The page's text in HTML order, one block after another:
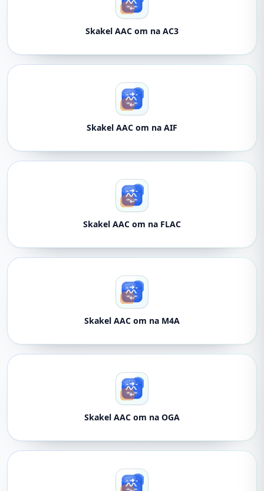
Skakel AAC om na AC3
Skakel AAC om na AIF
Skakel AAC om na FLAC
Skakel AAC om na M4A
Skakel AAC om na OGA